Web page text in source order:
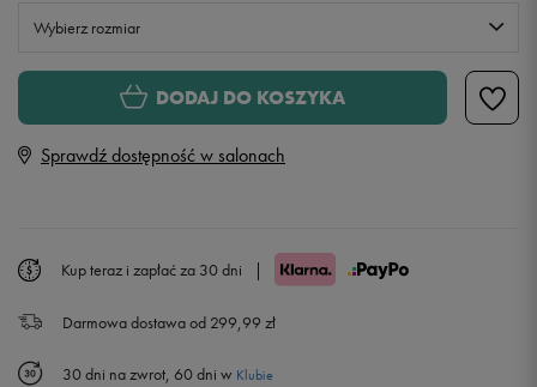
Wybierz rozmiar
M
XL Powiadom o dostępności
Powiadom o dostępności
DODAJ DO KOSZYKA
Sprawdź dostępność w salonach
Kup teraz i zapłać za 30 dni |
Darmowa dostawa od 299,99 zł
30 dni na zwrot, 60 dni w Klubie